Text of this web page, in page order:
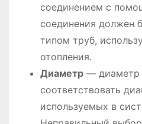
соединением с
соединения должен
типом труб,
отопления.
Диаметр― диаметр
соответствовать
используемых в